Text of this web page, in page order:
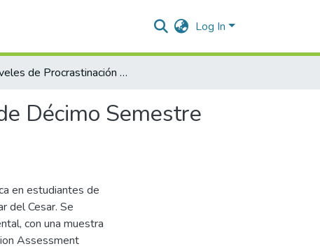
Log In
Niveles de Procrastinación Académica en Estudiantes de Décimo Semestre del Programa de Psicología de la UPC
Décimo Semestre
en estudiantes de
del Cesar. Se
con una muestra
Assessment